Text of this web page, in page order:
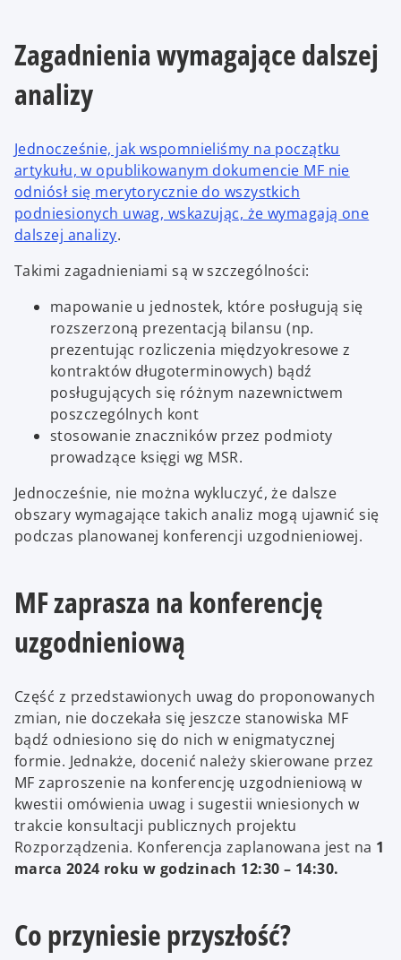
Zagadnienia wymagające dalszej
analizy
Jednocześnie, jak wspomnieliśmy na początku
artykułu, w opublikowanym dokumencie MF nie
odniósł się merytorycznie do wszystkich
podniesionych uwag, wskazując, że wymagają one
dalszej analizy.
Takimi zagadnieniami są w szczególności:
mapowanie u jednostek, które posługują się
rozszerzoną prezentacją bilansu (np.
prezentując rozliczenia międzyokresowe z
kontraktów długoterminowych) bądź
posługujących się różnym nazewnictwem
poszczególnych kont
stosowanie znaczników przez podmioty
prowadzące księgi wg MSR.
Jednocześnie, nie można wykluczyć, że dalsze
obszary wymagające takich analiz mogą ujawnić się
podczas planowanej konferencji uzgodnieniowej.
MF zaprasza na konferencję
uzgodnieniową
Część z przedstawionych uwag do proponowanych
zmian, nie doczekała się jeszcze stanowiska MF
bądź odniesiono się do nich w enigmatycznej
formie. Jednakże, docenić należy skierowane przez
MF zaproszenie na konferencję uzgodnieniową w
kwestii omówienia uwag i sugestii wniesionych w
trakcie konsultacji publicznych projektu
Rozporządzenia. Konferencja zaplanowana jest na 1
marca 2024 roku w godzinach 12:30 – 14:30.
Co przyniesie przyszłość?